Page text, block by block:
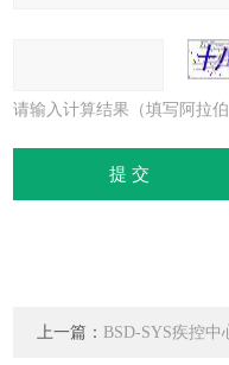
请输入计算结果（填写阿拉
上一篇： BSD-SYS疾控